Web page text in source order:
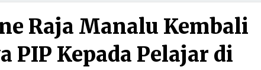
Raja Manalu Kembali
PIP Kepada Pelajar di